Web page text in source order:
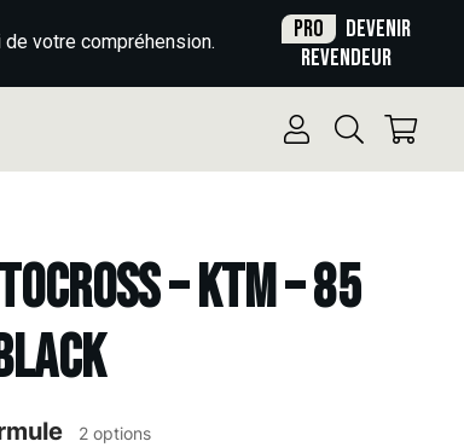
votre compréhension. Pro
Devenir
revendeur
– KTM – 85
2 options